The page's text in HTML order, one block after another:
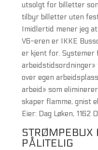
utsolgt for billetter
tilbyr billetter uten
Imidlertid mener jeg
V6-eren er IKKE
er kjent for. Systemer
arbeidstidsordninger»
over egen
arbeid» som
skaper flamme, gnist
Eier: Dag Løken, 1162
STRØMPEBUX
PÅLITELIG